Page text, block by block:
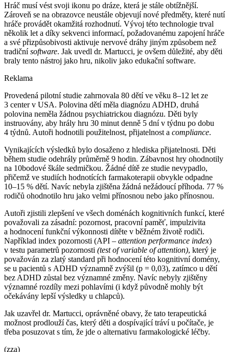
Hráč musí vést svoji ikonu po dráze, která je stále obtížnější.
Zároveň se na obrazovce neustále objevují nové předměty, které nutí
hráče provádět okamžitá rozhodnutí. Vývoj této technologie trval
několik let a díky sekvenci informací, požadovanému zapojení hráče
a své přizpůsobivosti aktivuje nervové dráhy jiným způsobem než
tradičnísoftware. Jak uvedl dr. Martucci, je ovšem důležité, aby děti
braly tento nástroj jako hru, nikoliv jako edukační software.
Reklama
Provedená pilotní studie zahrnovala 80 dětí ve věku 8–12 let ze
3 center v USA. Polovina dětí měla diagnózu ADHD, druhá
polovina neměla žádnou psychiatrickou diagnózu. Děti byly
instruovány, aby hrály hru 30 minut denně 5 dní v týdnu po dobu
4 týdnů. Autoři hodnotili použitelnost, přijatelnost a compliance.
Vynikajících výsledků bylo dosaženo z hlediska přijatelnosti. Děti
během studie odehrály průměrně 9 hodin. Zábavnost hry ohodnotily
na 10bodové škále sedmičkou. Žádné dítě ze studie nevypadlo,
přičemž ve studiích hodnotících farmakoterapii obvykle odpadne
10–15 % dětí. Navíc nebyla zjištěna žádná nežádoucí příhoda. 77 %
rodičů ohodnotilo hru jako velmi přínosnou nebo jako přínosnou.
Autoři zjistili zlepšení ve všech doménách kognitivních funkcí, které
považovali za zásadní: pozornost, pracovní paměť, impulzivita
a hodnocení funkční výkonnosti dítěte v běžném životě rodiči.
Například index pozornosti (API –⁠ attention performance index)
v testu parametrů pozornosti (test ofvariable ofattention), který je
považován za zlatý standard při hodnocení této kognitivní domény,
se u pacientů s ADHD významně zvýšil (p = 0,03), zatímco u dětí
bez ADHD zůstal bez významné změny. Navíc nebyly zjištěny
významné rozdíly mezi pohlavími (i když původně mohly být
očekávány lepší výsledky u chlapců).
Jak uzavřel dr. Martucci, oprávněné obavy, že tato terapeutická
možnost prodlouží čas, který děti a dospívající tráví u počítače, je
třeba posuzovat s tím, že jde o alternativu farmakologické léčby.
(zza)